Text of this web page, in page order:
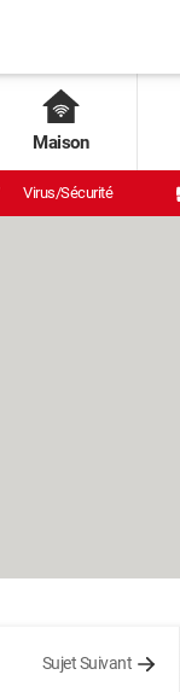
Maison
Virus/Sécurité
Sujet Suivant